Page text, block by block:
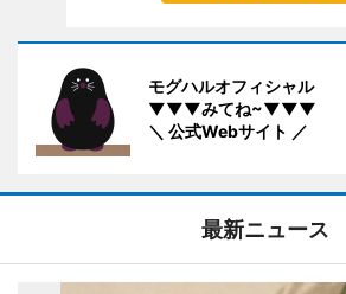
モグハルオフィシャル
▼▼▼みてね~▼▼▼
＼ 公式Webサイト ／
最新ニュース